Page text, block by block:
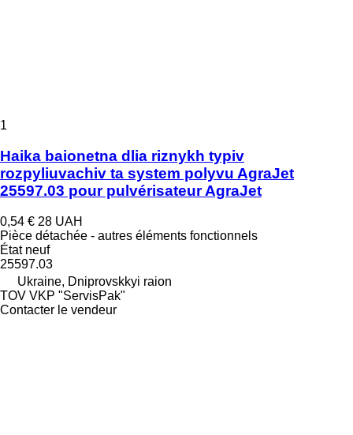
1
Haika baionetna dlia riznykh typiv
rozpyliuvachiv ta system polyvu AgraJet
25597.03 pour pulvérisateur AgraJet
0,54 € 28 UAH
Pièce détachée - autres éléments fonctionnels
Étatneuf
25597.03
Ukraine, Dniprovskkyi raion
TOV VKP "ServisPak"
Contacter le vendeur